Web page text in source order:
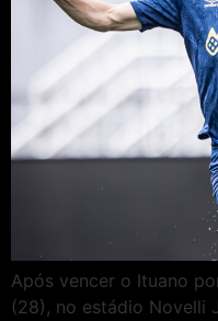
Após vencer o Ituano
(28), no estádio Novelli